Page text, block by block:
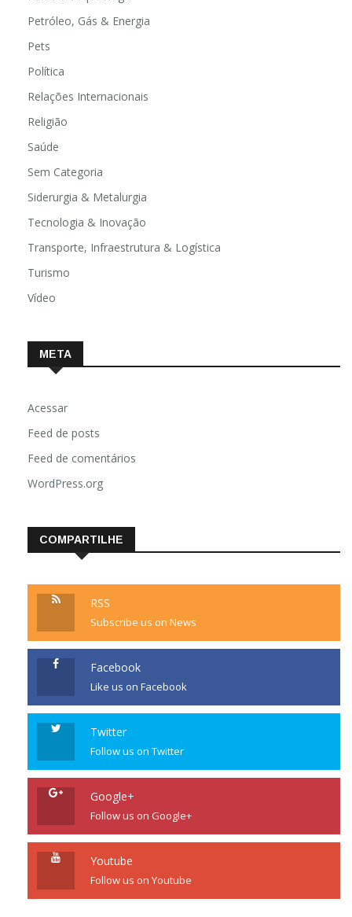
Petróleo, Gás & Energia
Pets
Política
Relações Internacionais
Religião
Saúde
Sem Categoria
Siderurgia & Metalurgia
Tecnologia & Inovação
Transporte, Infraestrutura & Logística
Turismo
Vídeo
META
Acessar
Feed de posts
Feed de comentários
WordPress.org
COMPARTILHE
RSS
Subscribe us on News
Facebook
Like us on Facebook
Twitter
Follow us on Twitter
Google+
Follow us on Google+
Youtube
Follow us on Youtube